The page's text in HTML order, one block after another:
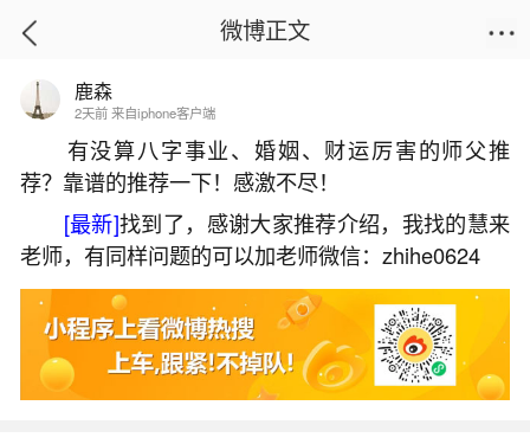
首页
梦见密密麻麻的人群
2026-06-01 20:53:36 28 9 赞
生活中像梦见密密麻麻的人群都是很常见的问
题，但是小问题不注意可能会引起大麻烦，下面就
这个问题给大家做一些解读：
微博正文
鹿森
2天前 来自iphone客户端
有没算八字事业、婚姻、财运厉害的师父推
荐？靠谱的推荐一下！感激不尽！
[最新]找到了，感谢大家推荐介绍，我找的慧来
老师，有同样问题的可以加老师微信：zhihe0624